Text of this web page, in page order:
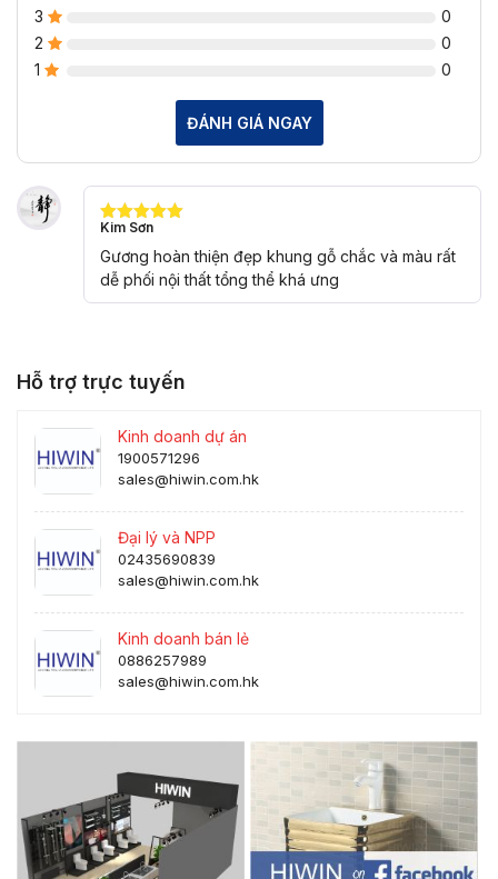
3
0
2
0
1
0
ĐÁNH GIÁ NGAY
Được xếp
hạng
5
sao
Kim Sơn
Gương hoàn thiện đẹp khung gỗ chắc và màu rất
dễ phối nội thất tổng thể khá ưng
Hỗ trợ trực tuyến
Kinh doanh dự án
1900571296
sales@hiwin.com.hk
Đại lý và NPP
02435690839
sales@hiwin.com.hk
Kinh doanh bán lẻ
0886257989
sales@hiwin.com.hk